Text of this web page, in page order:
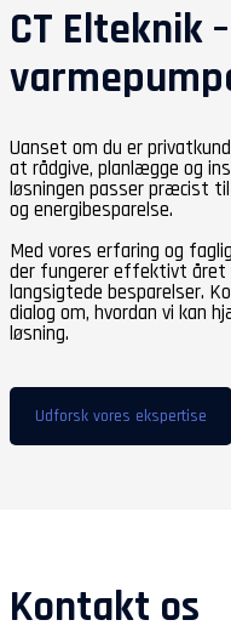
CT Elteknik
Uanset om du er
at rådgive, planlægge og
løsningen passer præcist
og energibesparelse.
Med vores erfaring og
der fungerer effektivt året
langsigtede besparelser.
dialog om, hvordan vi kan
løsning.
Udforsk vores ekspertise
Kontakt os